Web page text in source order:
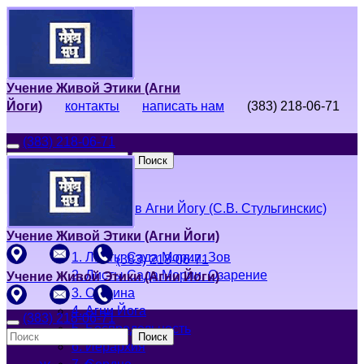
Учение Живой Этики (Агни
Йоги)
контакты написать нам (383) 218-06-71
(383) 218-06-71
Поиск
Живая Этика
Введение в Агни Йогу (С.В. Стульгинскис)
1. Листы Сада Мории. Зов
2. Листы Сада Мории. Озарение
3. Община
4. Агни Йога
5. Беспредельность
6. Иерархия
Учение Живой Этики (Агни Йоги)
(383) 218-06-71
Учение Живой Этики (Агни Йоги)
(383) 218-06-71
Поиск